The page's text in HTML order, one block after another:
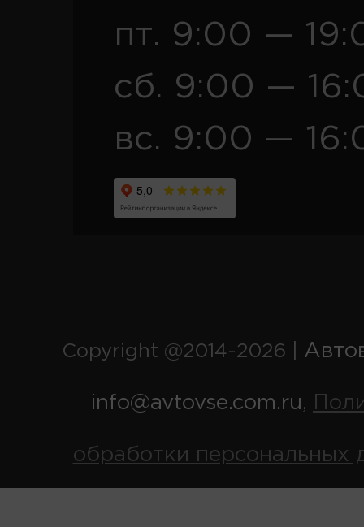
пт. 9:00 —
сб. 9:00 —
вс. 9:00 —
Copyright @2014-2026 |
info@avtovse.com.ru,
обработки персональных